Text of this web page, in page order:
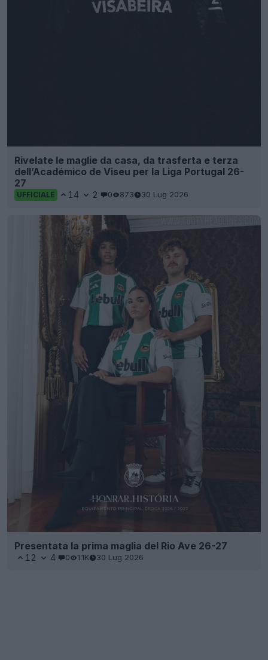
Rivelate le maglie da casa, da trasferta e terza
dell’Académico de Viseu per la Liga Portugal 26-
27
UFFICIALE 14 2 0 873 30 Lug 2026
Presentata la prima maglia del Rio Ave 26-27
12 4 0 1.1K 30 Lug 2026